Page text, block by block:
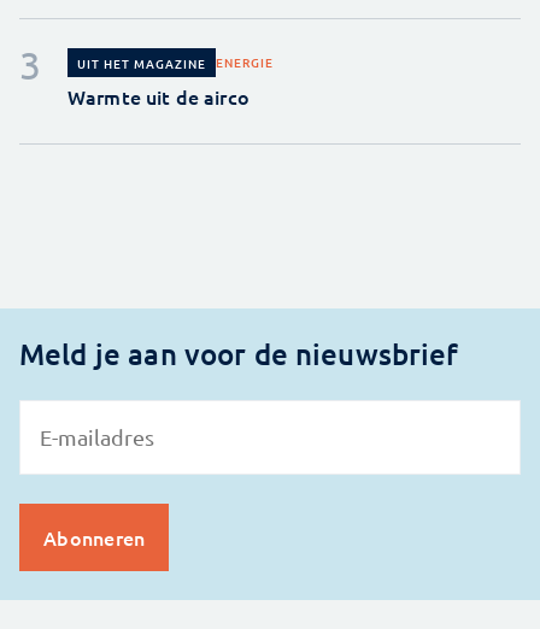
UIT HET MAGAZINE ENERGIE
Warmte uit de airco
Meld je aan voor de nieuwsbrief